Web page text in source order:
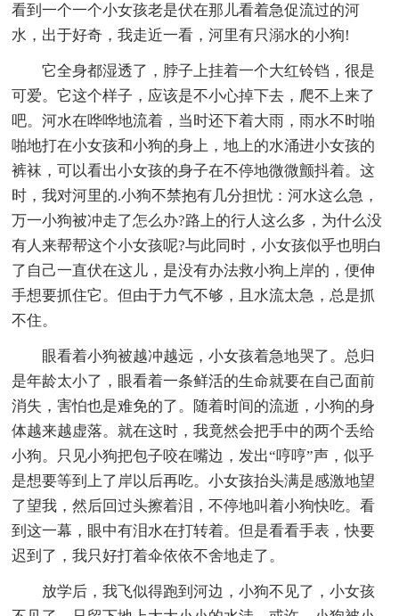
看到一个一个小女孩老是伏在那儿看着急促流过的河
水，出于好奇，我走近一看，河里有只溺水的小狗!
它全身都湿透了，脖子上挂着一个大红铃铛，很是
可爱。它这个样子，应该是不小心掉下去，爬不上来了
吧。河水在哗哗地流着，当时还下着大雨，雨水不时啪
啪地打在小女孩和小狗的身上，地上的水涌进小女孩的
裤袜，可以看出小女孩的身子在不停地微微颤抖着。这
时，我对河里的.小狗不禁抱有几分担忧：河水这么急，
万一小狗被冲走了怎么办?路上的行人这么多，为什么没
有人来帮帮这个小女孩呢?与此同时，小女孩似乎也明白
了自己一直伏在这儿，是没有办法救小狗上岸的，便伸
手想要抓住它。但由于力气不够，且水流太急，总是抓
不住。
眼看着小狗被越冲越远，小女孩着急地哭了。总归
是年龄太小了，眼看着一条鲜活的生命就要在自己面前
消失，害怕也是难免的了。随着时间的流逝，小狗的身
体越来越虚落。就在这时，我竟然会把手中的两个丢给
小狗。只见小狗把包子咬在嘴边，发出“哼哼”声，似乎
是想要等到上了岸以后再吃。小女孩抬头满是感激地望
了望我，然后回过头擦着泪，不停地叫着小狗快吃。看
到这一幕，眼中有泪水在打转着。但是看看手表，快要
迟到了，我只好打着伞依依不舍地走了。
放学后，我飞似得跑到河边，小狗不见了，小女孩